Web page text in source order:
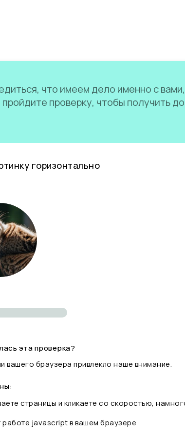
что имеем дело именно с
проверку, чтобы получить
горизонтально
эта проверка?
вашего браузера привлекло наше внимание.
страницы и кликаете со скоростью,
javascript в вашем браузере